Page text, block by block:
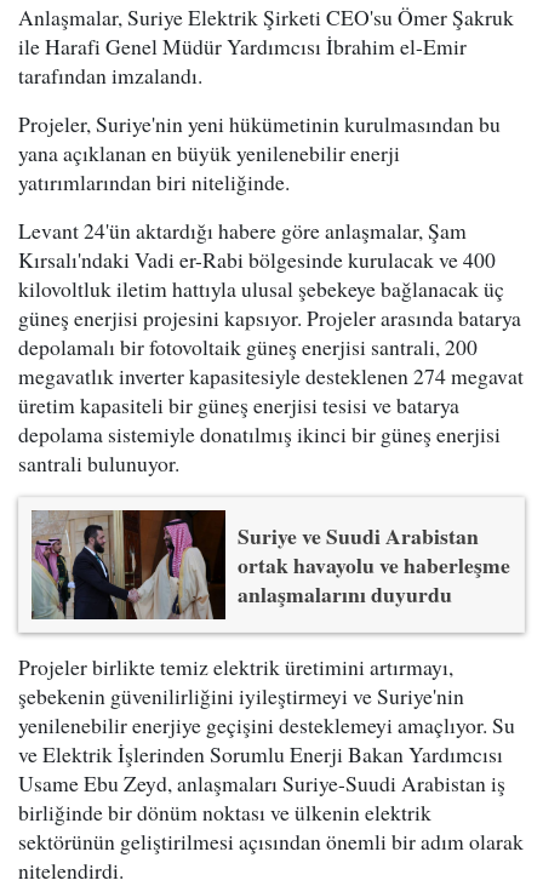
Anlaşmalar, Suriye Elektrik Şirketi CEO'su Ömer Şakruk
ile Harafi Genel Müdür Yardımcısı İbrahim el-Emir
tarafından imzalandı.
Projeler, Suriye'nin yeni hükümetinin kurulmasından bu
yana açıklanan en büyük yenilenebilir enerji
yatırımlarından biri niteliğinde.
Levant 24'ün aktardığı habere göre anlaşmalar, Şam
Kırsalı'ndaki Vadi er-Rabi bölgesinde kurulacak ve 400
kilovoltluk iletim hattıyla ulusal şebekeye bağlanacak üç
güneş enerjisi projesini kapsıyor. Projeler arasında batarya
depolamalı bir fotovoltaik güneş enerjisi santrali, 200
megavatlık inverter kapasitesiyle desteklenen 274 megavat
üretim kapasiteli bir güneş enerjisi tesisi ve batarya
depolama sistemiyle donatılmış ikinci bir güneş enerjisi
santrali bulunuyor.
Suriye ve Suudi Arabistan
ortak havayolu ve haberleşme
anlaşmalarını duyurdu
Projeler birlikte temiz elektrik üretimini artırmayı,
şebekenin güvenilirliğini iyileştirmeyi ve Suriye'nin
yenilenebilir enerjiye geçişini desteklemeyi amaçlıyor. Su
ve Elektrik İşlerinden Sorumlu Enerji Bakan Yardımcısı
Usame Ebu Zeyd, anlaşmaları Suriye-Suudi Arabistan iş
birliğinde bir dönüm noktası ve ülkenin elektrik
sektörünün geliştirilmesi açısından önemli bir adım olarak
nitelendirdi.